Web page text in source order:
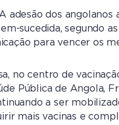
adesão dos
sucedida, segundo
para vencer os
no centro de
Pública de Angola,
a ser
mais vacinas e